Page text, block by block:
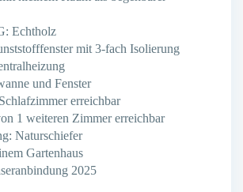
Echtholz
mit 3-fach Isolierung
und Fenster
erreichbar
1 weiteren Zimmer erreichbar
Naturschiefer
Gartenhaus
2025